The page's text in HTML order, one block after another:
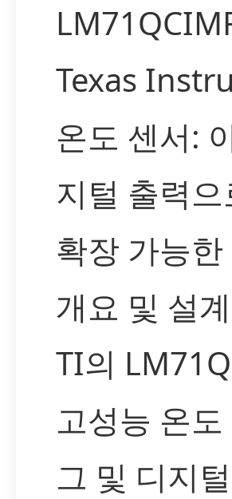
Texas
온도 센서:
지털 출력
확장 가능
개요 및 설
TI의
고성능 온
그 및 디지